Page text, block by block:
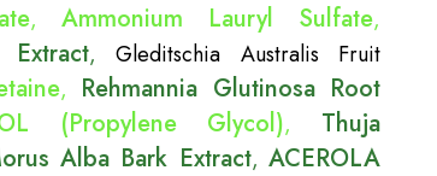
,Ammonium Lauryl Sulfate,
Extract,Gleditschia Australis Fruit
, Rehmannia Glutinosa Root
(Propylene Glycol), Thuja
Alba Bark Extract,ACEROLA